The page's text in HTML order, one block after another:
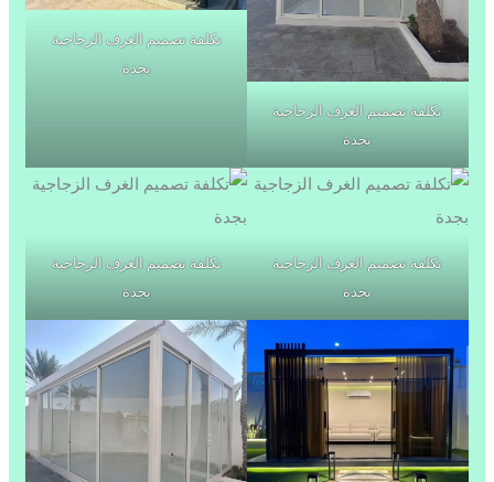
تكلفة تصميم الغرف الزجاجية
بجدة
تكلفة تصميم الغرف الزجاجية
بجدة
تكلفة تصميم الغرف الزجاجية
بجدة
تكلفة تصميم الغرف الزجاجية
بجدة